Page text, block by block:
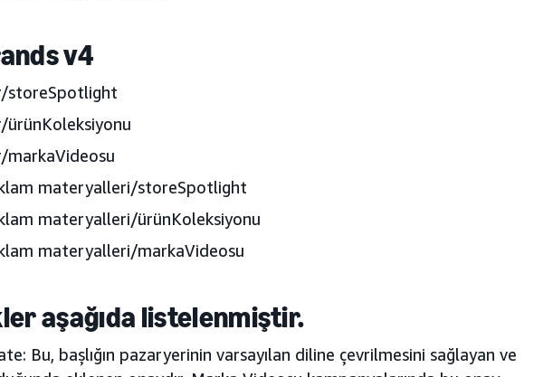
v4
storeSpotlight
materyalleri/storeSpotlight
materyalleri/ürünKoleksiyonu
materyalleri/markaVideosu
aşağıda listelenmiştir.
Bu, başlığın pazaryerinin varsayılan diline çevrilmesini sağlayan ve